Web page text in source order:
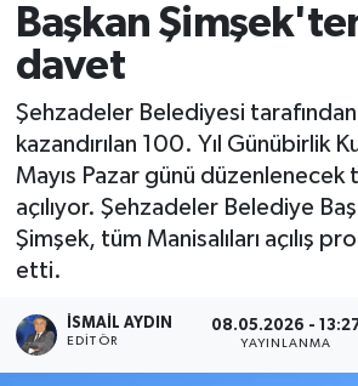
Başkan
davet
Şehzadeler Belediyesi
kazandırılan 100. Yıl Günübirlik
Mayıs Pazar günü
açılıyor. Şehzadeler Belediye
Şimşek, tüm Manisalıları açılış
etti.
İSMAIL AYDIN
EDITÖR
08.05.2026 -
YAYINLANMA
SPOR
YAŞAM
RESMİ REKLAM
Son Dakika Haberleri
Haber Arşivi